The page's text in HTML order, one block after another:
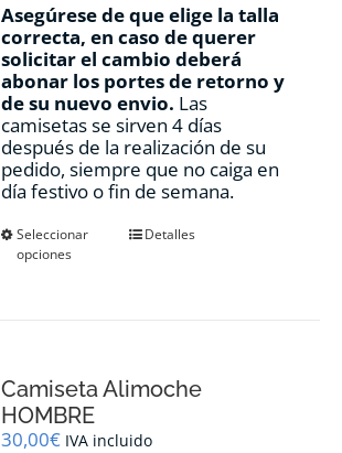
Asegúrese de que elige la talla
correcta, en caso de querer
solicitar el cambio deberá
abonar los portes de retorno y
de su nuevo envio. Las
camisetas se sirven 4 días
después de la realización de su
pedido, siempre que no caiga en
día festivo o fin de semana.
Seleccionar
opciones
Este
se
elegir
Detalles
Camiseta Alimoche
HOMBRE
30,00€ IVA incluido